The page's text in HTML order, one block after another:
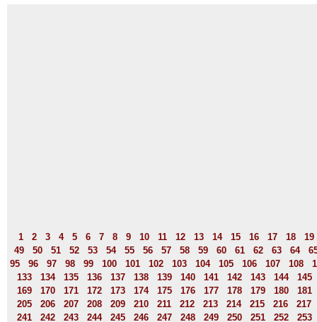
1 2 3 4 5 6 7 8 9 10 11 12 13 14 15 16 17 18
19
49
50 51 52 53 54 55 56 57 58 59 60 61 62 63 64
95
96 97 98 99 100 101 102 103 104 105 106 107 108
133
134 135 136 137 138 139 140 141 142 143 144
145
169
170 171 172 173 174 175 176 177 178 179 180
181
205
206 207 208 209 210 211 212 213 214 215 216
217
241
242 243 244 245 246 247 248 249 250 251 252
253